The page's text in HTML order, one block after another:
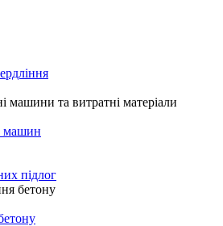
машини та витратні матеріали
машин
підлог
бетону